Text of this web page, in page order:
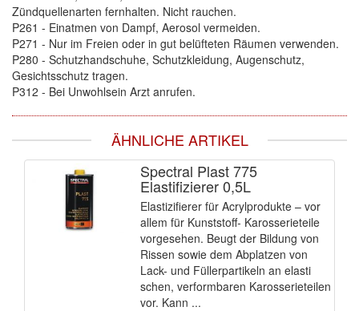
(3)
Spectral
(5)
StarChem
Sundstrom
(2)
Wibeco
(1)
Zündquellenarten fernhalten. Nicht rauchen.
P261 - Einatmen von Dampf, Aerosol vermeiden.
P271 - Nur im Freien oder in gut belüfteten Räumen verwenden.
P280 - Schutzhandschuhe, Schutzkleidung, Augenschutz,
Gesichtsschutz tragen.
P312 - Bei Unwohlsein Arzt anrufen.
ÄHNLICHE ARTIKEL
Spectral Plast 775
Elastifizierer 0,5L
Elastizifierer für Acrylprodukte – vor
allem für Kunststoff- Karosserieteile
vorgesehen. Beugt der Bildung von
Rissen sowie dem Abplatzen von
Lack- und Füllerpartikeln an elasti
schen, verformbaren Karosserieteilen
vor. Kann ...